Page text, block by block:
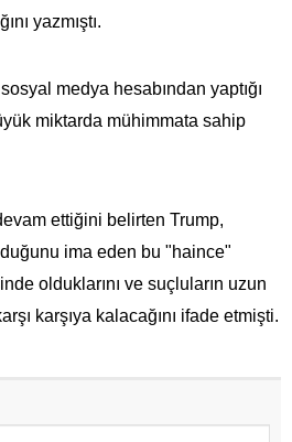
yazmıştı.
medya hesabından yaptığı
miktarda mühimmata​​​​​​​ sahip
ettiğini belirten Trump,
ima eden bu "haince"
olduklarını ve suçluların uzun
karşıya kalacağını ifade etmişti.